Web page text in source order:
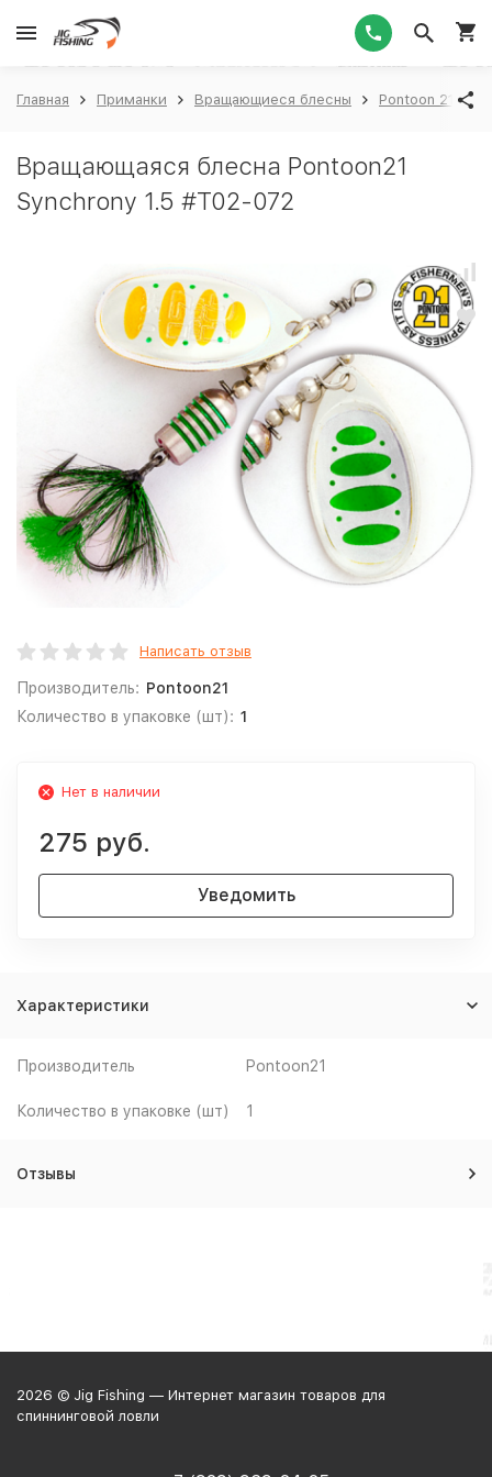
Главная Приманки Вращающиеся блесны Pontoon 21
Вращающаяся блесна Pontoon21
Synchrony 1.5 #T02-072
Написать отзыв
Производитель: Pontoon21
Количество в упаковке (шт): 1
Нет в наличии
275 руб.
Уведомить
Характеристики
Производитель Pontoon21
Количество в упаковке (шт) 1
Отзывы
2026 © Jig Fishing — Интернет магазин товаров для
спиннинговой ловли